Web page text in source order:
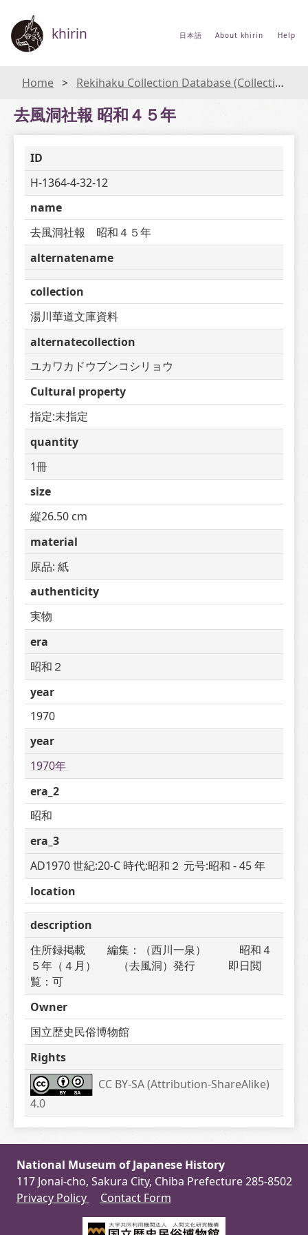
khirin 日本語 About khirin Help
Home Rekihaku Collection Database (Collections Database of the National Museum of Japanese History)
去風洞社報 昭和４５年
ID
H-1364-4-32-12
name
去風洞社報　昭和４５年
alternatename
collection
湯川華道文庫資料
alternatecollection
ユカワカドウブンコシリョウ
Cultural property
指定:未指定
quantity
1冊
size
縦26.50 cm
material
原品: 紙
authenticity
実物
era
昭和２
year
1970
year
1970年
era_2
昭和
era_3
AD1970 世紀:20-C 時代:昭和２ 元号:昭和 - 45 年
location
description
住所録掲載　　編集：（西川一泉）　　　昭和４
５年（４月）　　（去風洞）発行　　　即日閲
覧：可
Owner
国立歴史民俗博物館
Rights
CC BY-SA (Attribution-ShareAlike)
4.0
National Museum of Japanese History
117 Jonai-cho, Sakura City, Chiba Prefecture 285-8502
Privacy Policy
Contact Form